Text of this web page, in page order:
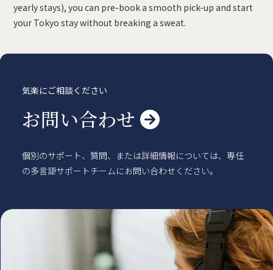
yearly stays), you can pre-book a smooth pick-up and start
your Tokyo stay without breaking a sweat.
気楽にご相談ください
お問い合わせ 
個別のサポート、質問、または詳細情報については、専任
の多言語サポートチームにお問い合わせください。